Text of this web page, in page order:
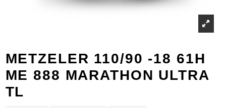
METZELER 110/90 -18 61H
ME 888 MARATHON ULTRA
TL